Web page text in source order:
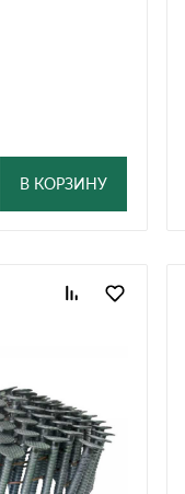
В КОРЗИНУ